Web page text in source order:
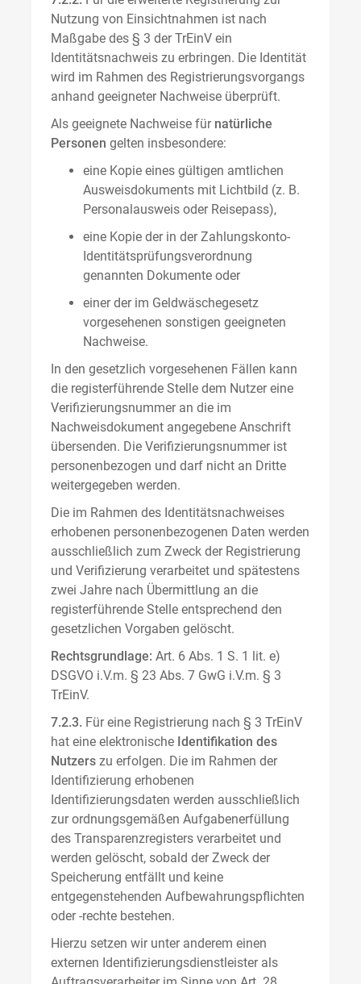
Nutzung von Einsichtnahmen ist nach
Maßgabe des § 3 der TrEinV ein
Identitätsnachweis zu erbringen. Die Identität
wird im Rahmen des Registrierungsvorgangs
anhand geeigneter Nachweise überprüft.
Als geeignete Nachweise für natürliche
Personen gelten insbesondere:
eine Kopie eines gültigen amtlichen
Ausweisdokuments mit Lichtbild (z. B.
Personalausweis oder Reisepass),
eine Kopie der in der Zahlungskonto-
Identitätsprüfungsverordnung
genannten Dokumente oder
einer der im Geldwäschegesetz
vorgesehenen sonstigen geeigneten
Nachweise.
In den gesetzlich vorgesehenen Fällen kann
die registerführende Stelle dem Nutzer eine
Verifizierungsnummer an die im
Nachweisdokument angegebene Anschrift
übersenden. Die Verifizierungsnummer ist
personenbezogen und darf nicht an Dritte
weitergegeben werden.
Die im Rahmen des Identitätsnachweises
erhobenen personenbezogenen Daten werden
ausschließlich zum Zweck der Registrierung
und Verifizierung verarbeitet und spätestens
zwei Jahre nach Übermittlung an die
registerführende Stelle entsprechend den
gesetzlichen Vorgaben gelöscht.
Rechtsgrundlage: Art. 6 Abs. 1 S. 1 lit. e)
DSGVO i.V.m. § 23 Abs. 7 GwG i.V.m. § 3
TrEinV.
7.2.3. Für eine Registrierung nach § 3 TrEinV
hat eine elektronische Identifikation des
Nutzers zu erfolgen. Die im Rahmen der
Identifizierung erhobenen
Identifizierungsdaten werden ausschließlich
zur ordnungsgemäßen Aufgabenerfüllung
des Transparenzregisters verarbeitet und
werden gelöscht, sobald der Zweck der
Speicherung entfällt und keine
entgegenstehenden Aufbewahrungspflichten
oder -rechte bestehen.
Hierzu setzen wir unter anderem einen
externen Identifizierungsdienstleister als